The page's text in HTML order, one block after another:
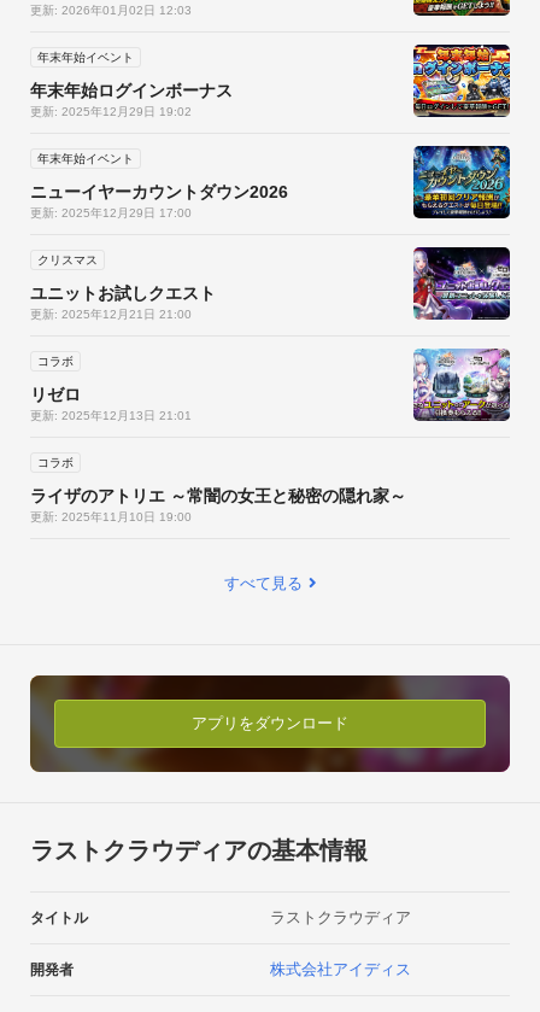
多種多様な「ユニット」
更新: 2026年01月02日 12:03
年末年始イベント
年末年始ログインボーナス
更新: 2025年12月29日 19:02
年末年始イベント
ニューイヤーカウントダウン2026
更新: 2025年12月29日 17:00
クリスマス
ユニットお試しクエスト
更新: 2025年12月21日 21:00
コラボ
リゼロ
更新: 2025年12月13日 21:01
コラボ
ライザのアトリエ ～常闇の女王と秘密の隠れ家～
更新: 2025年11月10日 19:00
すべて見る
アプリをダウンロード
ラストクラウディアの基本情報
タイトル ラストクラウディア
開発者 株式会社アイディス